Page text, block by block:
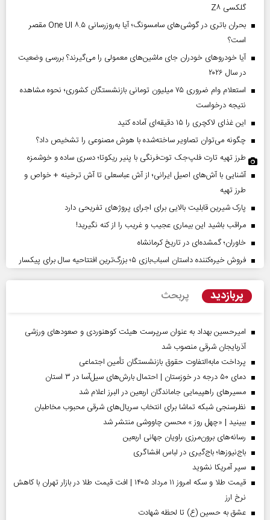
گلکسی Z۸
بحران باتری در گوشی‌های سامسونگ؛ آیا به‌روزرسانی One UI ۸.۵ مقصر
است؟
آیا خودروهای خودران جای ماشین‌های معمولی را می‌گیرند؟ بررسی وضعیت
در سال ۲۰۲۶
استعلام وام ضروری ۷۵ میلیون تومانی بازنشستگان کشوری؛ نحوه مشاهده
نتیجه درخواست
این غذای لاکچری را ۱۵ دقیقه‌ای آماده کنید
چگونه می‌توان تصاویر ساخته‌شده با هوش مصنوعی را تشخیص داد؟
طرز تهیه تارت فلپ‌جک توت‌فرنگی با پنیر ریکوتا؛ دسری ساده و خوشمزه
آشنایی با آش‌های اصیل ایرانی؛ از آش عباسعلی تا آش ترخینه + خواص و
طرز تهیه
پارک شیرین قابلیت‌ بالایی برای اجرای پروژهای تفریحی دارد
مراقب باشید این بیماری عجیب و غریب را از کنه نگیرید!
خاوران؛ گمشده‌ای در تاریخ کرمانشاه
فروش خیره‌کننده داستان اسباب‌بازی ۵؛ بزرگ‌ترین افتتاحیه سال برای پیکسار
پربازدید پربحث
امیرحسین بهداد به عنوان سرپرست هیئت کوهنوردی و صعودهای ورزشی
آذربایجان شرقی منصوب شد
پرداخت مابه‌التفاوت حقوق بازنشستگان تأمین اجتماعی
دمای ۵۰ درجه در خوزستان | احتمال بارش‌های سیل‌آسا در ۳ استان
مسیر‌های راهپیمایی جاماندگان اربعین در البرز اعلام شد
نظرسنجی شبکه تماشا برای انتخاب سریال‌های شرقی محبوب مخاطبان
ببینید | «چهل روز » محسن چاووشی منتشر شد
رسانه‌های برون‌مرزی راویان جهانی اربعین
باج‌نیوزها؛ باج‌گیری در لباس افشاگری
سپر آمریکا نشوید
قیمت طلا و سکه امروز ۱۱ مرداد ۱۴۰۵ | افت قیمت طلا در بازار تهران با کاهش
نرخ ارز
عشق به حسین (ع) تا لحظه شهادت